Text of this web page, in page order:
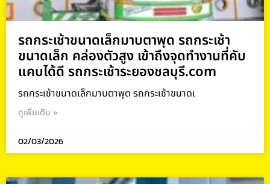
รถกระเช้าขนาดเล็กมาบตาพุด รถกระเช้า
ขนาดเล็ก คล่องตัวสูง เข้าถึงจุดทำงานที่คับ
แคบได้ดี รถกระเช้าระยองชลบุรี.com
รถกระเช้าขนาดเล็กมาบตาพุด รถกระเช้าขนาดเ
ดูเพิ่มเติม »
02/03/2026